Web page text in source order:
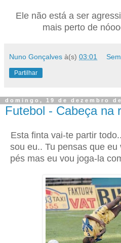
Ele não está a ser
mais perto de
Nuno Gonçalves à(s) 03:01
Partilhar
domingo, 19 de dezembro
Futebol - Cabeça na
Esta finta vai-te partir
sou eu.. Tu pensas que eu
pés mas eu vou joga-la